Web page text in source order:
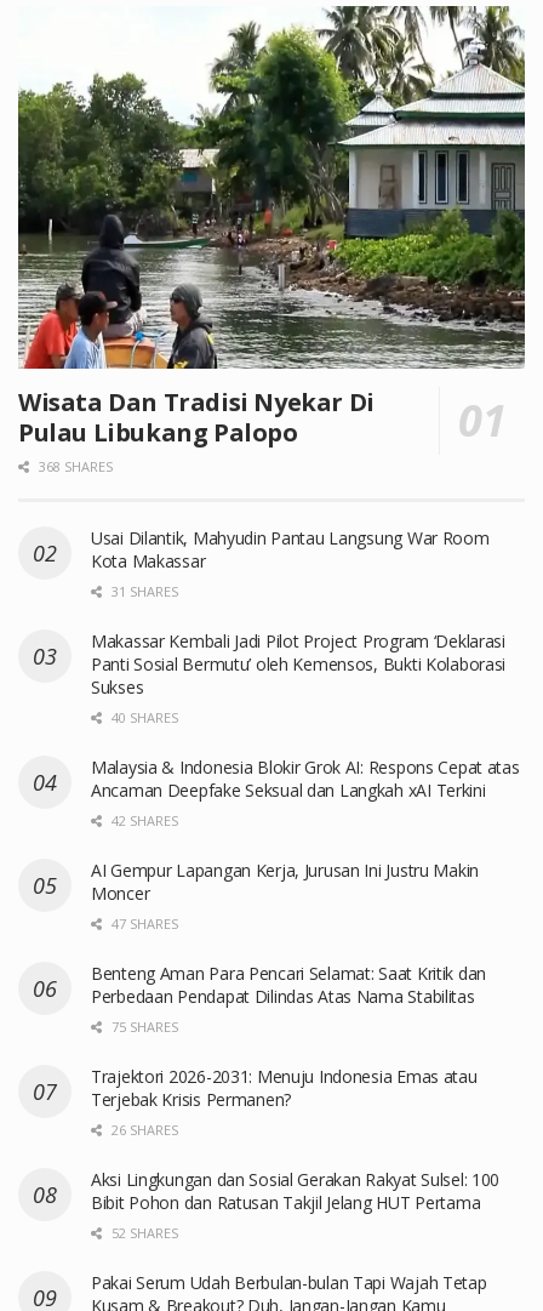
Wisata Dan Tradisi Nyekar Di
Pulau Libukang Palopo
368 SHARES
Usai Dilantik, Mahyudin Pantau Langsung War Room
Kota Makassar
31 SHARES
Makassar Kembali Jadi Pilot Project Program ‘Deklarasi
Panti Sosial Bermutu’ oleh Kemensos, Bukti Kolaborasi
Sukses
40 SHARES
Malaysia & Indonesia Blokir Grok AI: Respons Cepat atas
Ancaman Deepfake Seksual dan Langkah xAI Terkini
42 SHARES
AI Gempur Lapangan Kerja, Jurusan Ini Justru Makin
Moncer
47 SHARES
Benteng Aman Para Pencari Selamat: Saat Kritik dan
Perbedaan Pendapat Dilindas Atas Nama Stabilitas
75 SHARES
Trajektori 2026-2031: Menuju Indonesia Emas atau
Terjebak Krisis Permanen?
26 SHARES
Aksi Lingkungan dan Sosial Gerakan Rakyat Sulsel: 100
Bibit Pohon dan Ratusan Takjil Jelang HUT Pertama
52 SHARES
Pakai Serum Udah Berbulan-bulan Tapi Wajah Tetap
Kusam & Breakout? Duh, Jangan-Jangan Kamu